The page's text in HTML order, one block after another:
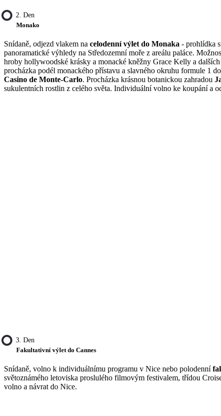
2. Den
Monako
Snídaně, odjezd vlakem na celodenní výlet do Monaka - prohlídka
panoramatické výhledy na Středozemní moře z areálu paláce.
hroby hollywoodské krásky a monacké kněžny Grace Kelly a
procházka podél monackého přístavu a slavného okruhu formule 1
Casino de Monte-Carlo. Procházka krásnou botanickou zahradou
sukulentních rostlin z celého světa. Individuální volno ke koupání a
3. Den
Fakultativní výlet do Cannes
Snídaně, volno k individuálnímu programu v Nice nebo polodenní
světoznámého letoviska proslulého filmovým festivalem, třídou
volno a návrat do Nice.